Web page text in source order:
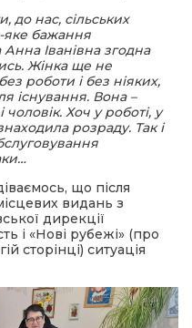
до нас, сільських
яке бажання
Іванівна згодна
Жінка ще не
роботи і без ніяких,
існування. Вона –
чоловік. Хоч у роботі, у
розраду. Так і
що після
видань з
дирекції
і «Нові рубежі» (про
сторінці) ситуація